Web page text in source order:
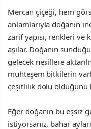
Mercan çiçeği, hem
anlamlarıyla doğanın
zarif yapısı, renkleri
aşılar. Doğanın
gelecek nesillere
muhteşem bitkilerin
çeşitlilik dolu olduğunu
Eğer doğanın bu eşsiz
istiyorsanız, bahar